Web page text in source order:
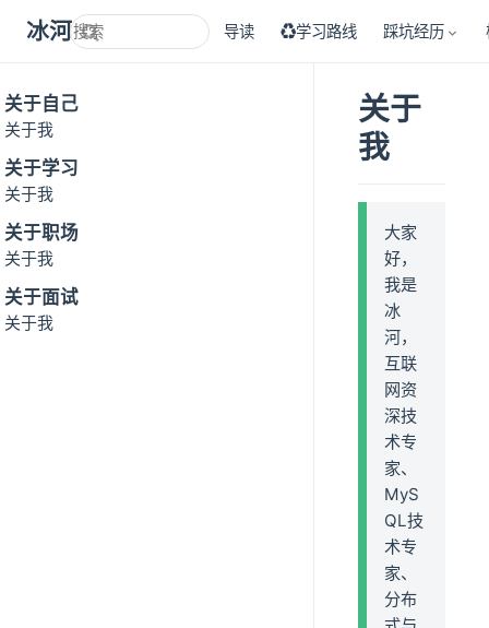
冰河技术 导读 ♻学习路线 踩坑经历
关于自己
关于我
关于学习
关于我
关于职场
关于我
关于面试
关于我
关于
我
大家
好，
我是
冰
河，
互联
网资
深技
术专
家、
MyS
QL技
术专
家、
分布